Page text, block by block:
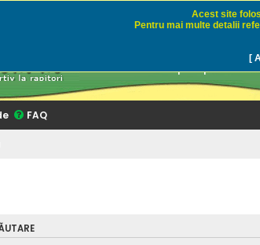
Rapitori.ro -
Discutii despre pescuit
FAQ
Acest site
Pentru mai multe detalii
[